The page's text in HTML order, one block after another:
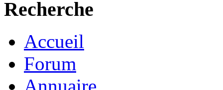
Recherche
Accueil
Forum